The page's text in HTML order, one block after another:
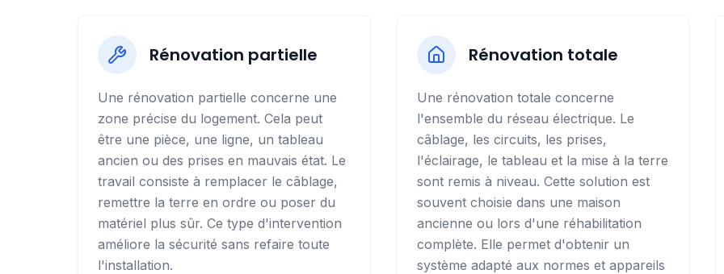
Rénovation partielle
Une rénovation partielle concerne une
zone précise du logement. Cela peut
être une pièce, une ligne, un tableau
ancien ou des prises en mauvais état. Le
travail consiste à remplacer le câblage,
remettre la terre en ordre ou poser du
matériel plus sûr. Ce type d'intervention
améliore la sécurité sans refaire toute
l'installation.
Rénovation totale
Une rénovation totale concerne
l'ensemble du réseau électrique. Le
câblage, les circuits, les prises,
l'éclairage, le tableau et la mise à la terre
sont remis à niveau. Cette solution est
souvent choisie dans une maison
ancienne ou lors d'une réhabilitation
complète. Elle permet d'obtenir un
système adapté aux normes et appareils